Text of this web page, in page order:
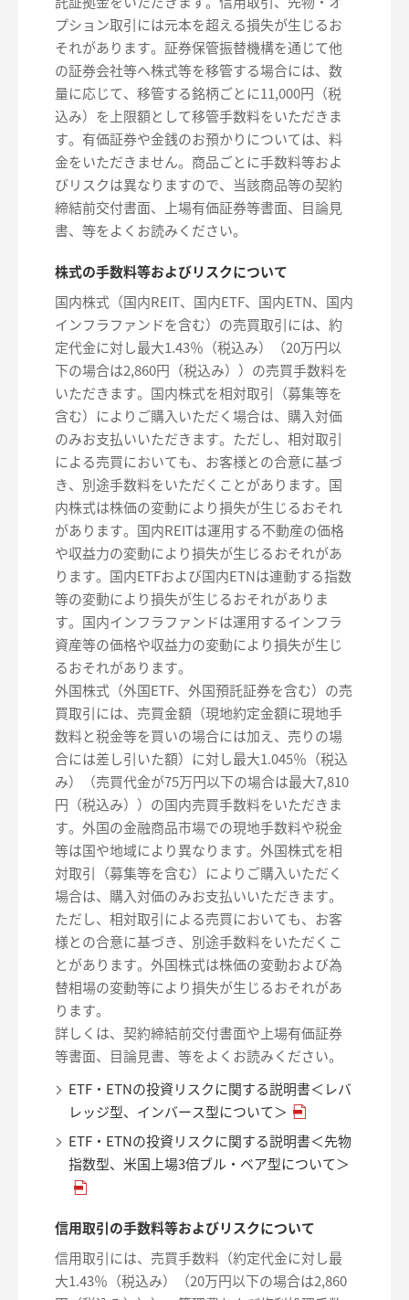
プション取引には元本を超える損失が生じるお
それがあります。証券保管振替機構を通じて他
の証券会社等へ株式等を移管する場合には、数
量に応じて、移管する銘柄ごとに11,000円（税
込み）を上限額として移管手数料をいただきま
す。有価証券や金銭のお預かりについては、料
金をいただきません。商品ごとに手数料等およ
びリスクは異なりますので、当該商品等の契約
締結前交付書面、上場有価証券等書面、目論見
書、等をよくお読みください。
株式の手数料等およびリスクについて
国内株式（国内REIT、国内ETF、国内ETN、国内
インフラファンドを含む）の売買取引には、約
定代金に対し最大1.43％（税込み）（20万円以
下の場合は2,860円（税込み））の売買手数料を
いただきます。国内株式を相対取引（募集等を
含む）によりご購入いただく場合は、購入対価
のみお支払いいただきます。ただし、相対取引
による売買においても、お客様との合意に基づ
き、別途手数料をいただくことがあります。国
内株式は株価の変動により損失が生じるおそれ
があります。国内REITは運用する不動産の価格
や収益力の変動により損失が生じるおそれがあ
ります。国内ETFおよび国内ETNは連動する指数
等の変動により損失が生じるおそれがありま
す。国内インフラファンドは運用するインフラ
資産等の価格や収益力の変動により損失が生じ
るおそれがあります。
外国株式（外国ETF、外国預託証券を含む）の売
買取引には、売買金額（現地約定金額に現地手
数料と税金等を買いの場合には加え、売りの場
合には差し引いた額）に対し最大1.045％（税込
み）（売買代金が75万円以下の場合は最大7,810
円（税込み））の国内売買手数料をいただきま
す。外国の金融商品市場での現地手数料や税金
等は国や地域により異なります。外国株式を相
対取引（募集等を含む）によりご購入いただく
場合は、購入対価のみお支払いいただきます。
ただし、相対取引による売買においても、お客
様との合意に基づき、別途手数料をいただくこ
とがあります。外国株式は株価の変動および為
替相場の変動等により損失が生じるおそれがあ
ります。
詳しくは、契約締結前交付書面や上場有価証券
等書面、目論見書、等をよくお読みください。
ETF・ETNの投資リスクに関する説明書＜レバ
レッジ型、インバース型について＞
ETF・ETNの投資リスクに関する説明書＜先物
指数型、米国上場3倍ブル・ベア型について＞
信用取引の手数料等およびリスクについて
信用取引には、売買手数料（約定代金に対し最
大1.43％（税込み）（20万円以下の場合は2,860